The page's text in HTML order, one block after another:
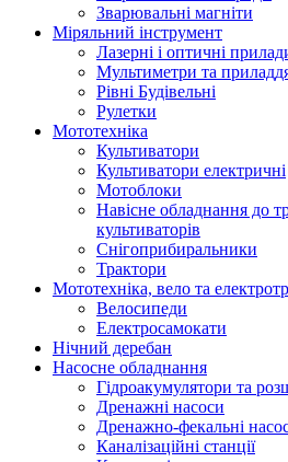
Зварювальні магніти
Міряльний інструмент
Лазерні і оптичні
Мультиметри та
Рівні Будівельні
Рулетки
Мототехніка
Культиватори
Культиватори електричні
Мотоблоки
Навісне обладнання до
культиваторів
Снігоприбиральники
Трактори
Мототехніка, вело та
Велосипеди
Електросамокати
Нічний деребан
Насосне обладнання
Гідроакумулятори та
Дренажні насоси
Дренажно-фекальні
Каналізаційні станції